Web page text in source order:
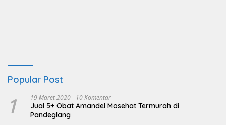
Popular Post
1 19 Maret 2020 10 Komentar
Jual 5+ Obat Amandel Mosehat Termurah di
Pandeglang